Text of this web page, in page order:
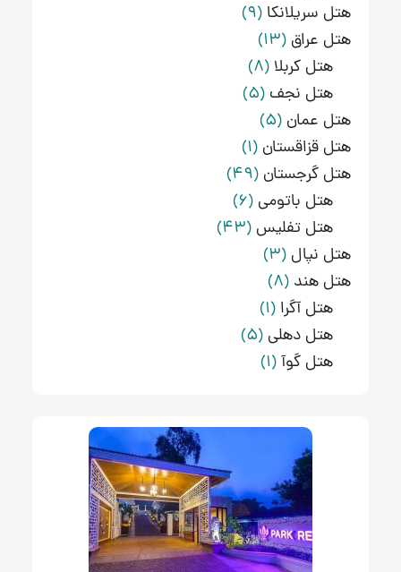
هتل سریلانکا (9)
هتل عراق (13)
هتل کربلا (8)
هتل نجف (5)
هتل عمان (5)
هتل قزاقستان (1)
هتل گرجستان (49)
هتل باتومی (6)
هتل تفلیس (43)
هتل نپال (3)
هتل هند (8)
هتل آگرا (1)
هتل دهلی (5)
هتل گوآ(1)